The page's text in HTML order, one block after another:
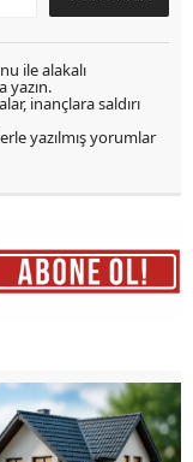
ile alakalı
yazın.
inançlara saldırı
yazılmış yorumlar